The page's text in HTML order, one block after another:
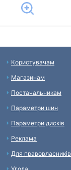
Користувачам
Магазинам
Постачальникам
Параметри шин
Параметри дисків
Реклама
Для правовласників